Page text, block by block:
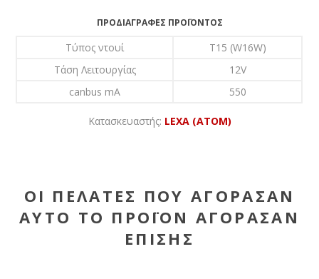
ΠΡΟΔΙΑΓΡΑΦΈΣ ΠΡΟΪΌΝΤΟΣ
Τύπος ντουί
T15 (W16W)
Τάση Λειτουργίας
12V
canbus mA
550
Κατασκευαστής: LEXA (ATOM)
ΟΙ ΠΕΛΆΤΕΣ ΠΟΥ ΑΓΌΡΑΣΑΝ
ΑΥΤΌ ΤΟ ΠΡΟΪΌΝ ΑΓΌΡΑΣΑΝ
ΕΠΊΣΗΣ